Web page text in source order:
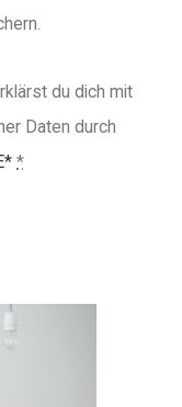
du dich mit
Daten durch
*